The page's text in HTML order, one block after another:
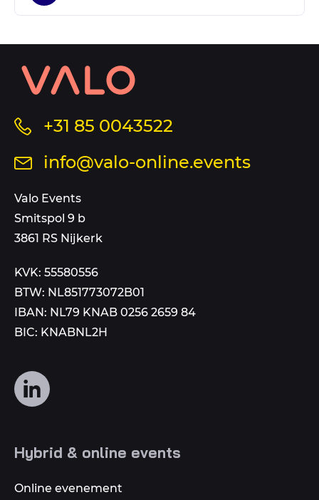
Contact
informatie
sitemap+31 85 0043522
op
Stuur
mail
aan
info@valo-online.events
Valo Events
Smitspol 9 b
3861 RS Nijkerk
KVK: 55580556
BTW: NL851773072B01
IBAN: NL79 KNAB 0256 2659 84
BIC: KNABNL2H
Volg
ons
media
Hybrid & online events
Online evenement